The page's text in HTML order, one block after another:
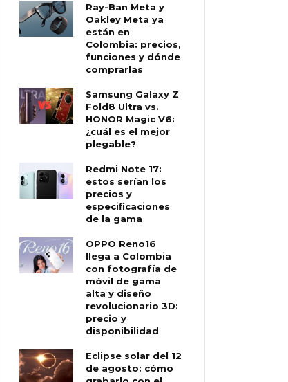
Ray-Ban Meta y
Oakley Meta ya
están en
Colombia: precios,
funciones y dónde
comprarlas
Samsung Galaxy Z
Fold8 Ultra vs.
HONOR Magic V6:
¿cuál es el mejor
plegable?
Redmi Note 17:
estos serían los
precios y
especificaciones
de la gama
OPPO Reno16
llega a Colombia
con fotografía de
móvil de gama
alta y diseño
revolucionario 3D:
precio y
disponibilidad
Eclipse solar del 12
de agosto: cómo